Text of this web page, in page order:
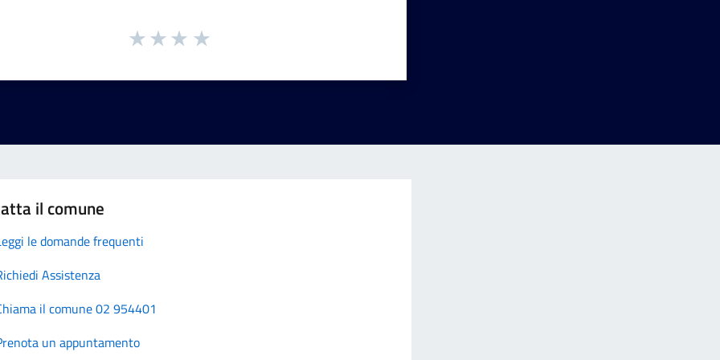
il comune
le domande frequenti
Assistenza
il comune 02 954401
un appuntamento